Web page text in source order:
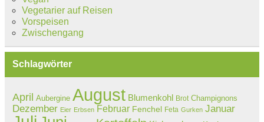
Vegetarier auf Reisen
Vorspeisen
Zwischengang
Schlagwörter
April Aubergine August Blumenkohl Brot Champignons
Dezember Eier Erbsen Februar Fenchel Feta Gurken Januar